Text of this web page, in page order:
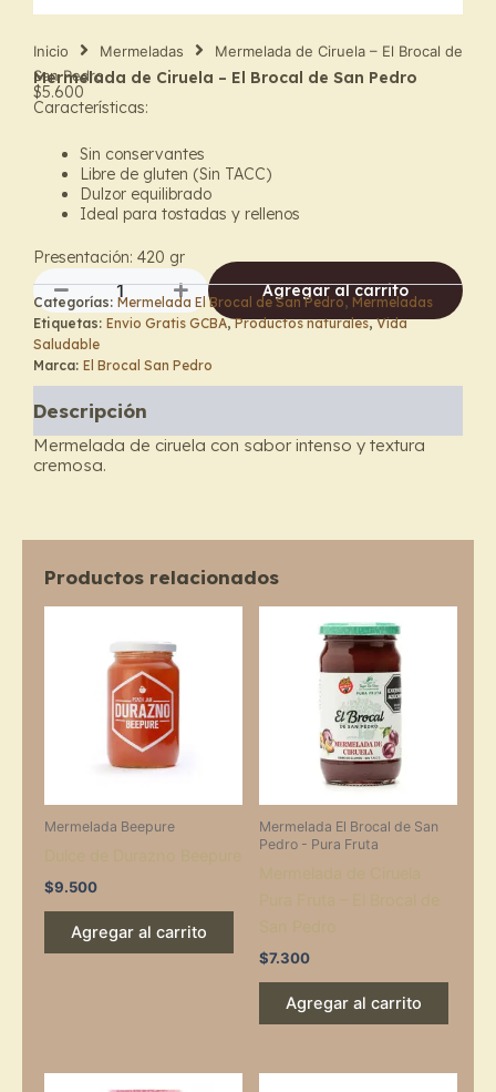
Inicio Mermeladas
Mermelada de Ciruela – El Brocal de
San Pedro
Mermelada de Ciruela – El Brocal de San Pedro
$5.600
Características:
Sin conservantes
Libre de gluten (Sin TACC)
Dulzor equilibrado
Ideal para tostadas y rellenos
Presentación: 420 gr
Mermelada
de
Ciruela
–
Brocal
de
San
Agregar al carrito
Categorías: Mermelada El Brocal de San Pedro, Mermeladas
Etiquetas: Envio Gratis GCBA,Productos naturales,Vida
Saludable
Marca: El Brocal San Pedro
Descripción
Mermelada de ciruela con sabor intenso y textura
cremosa.
Productos relacionados
Mermelada Beepure
$9.500
Agregar al carrito
Mermelada El Brocal de San
Pedro - Pura Fruta
$7.300
Agregar al carrito